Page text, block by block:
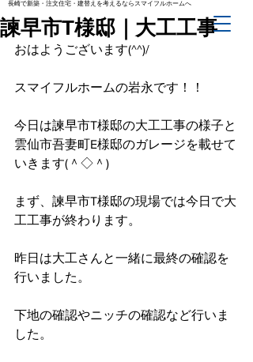
長崎で新築・注文住宅・建替えを考えるならスマイフルホームへ
諫早市T様邸｜大工工事
おはようございます(^^)/
スマイフルホームの岩永です！！
今日は諫早市T様邸の大工工事の様子と
雲仙市吾妻町E様邸のガレージを載せて
いきます(＾◇＾)
まず、諫早市T様邸の現場では今日で大
工工事が終わります。
昨日は大工さんと一緒に最終の確認を
行いました。
下地の確認やニッチの確認など行いま
した。